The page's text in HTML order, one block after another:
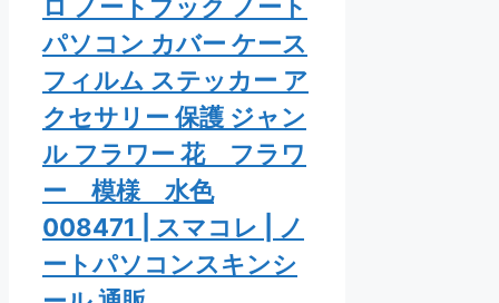
ロ ノートブック ノート
パソコン カバー ケース
フィルム ステッカー ア
クセサリー 保護 ジャン
ル フラワー 花 フラワ
ー 模様 水色
008471 | スマコレ | ノ
ートパソコンスキンシ